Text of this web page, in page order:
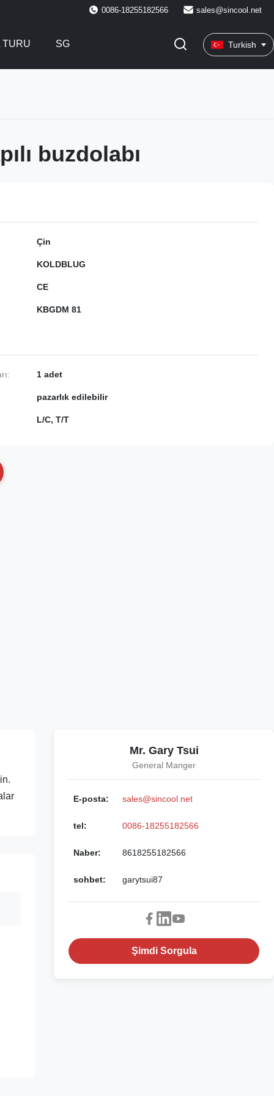
0086-18255182566 sales@sincool.net
TURU SG Turkish
buzdolabı
Çin
KOLDBLUG
CE
KBGDM 81
1 adet
pazarlık edilebilir
L/C, T/T
Mr. Gary Tsui
General Manger
E-posta: sales@sincool.net
tel: 0086-18255182566
Naber: 8618255182566
sohbet: garytsui87
Şimdi Sorgula